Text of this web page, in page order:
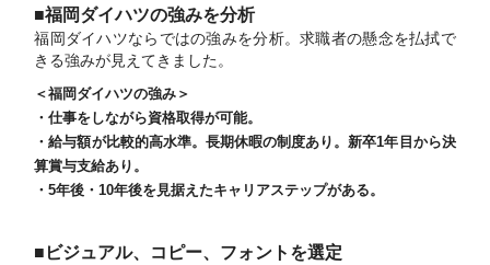
■福岡ダイハツの強みを分析
福岡ダイハツならではの強みを分析。求職者の懸念を払拭で
きる強みが見えてきました。
＜福岡ダイハツの強み＞
・仕事をしながら資格取得が可能。
・給与額が比較的高水準。長期休暇の制度あり。新卒1年目から決
算賞与支給あり。
・5年後・10年後を見据えたキャリアステップがある。
■ビジュアル、コピー、フォントを選定